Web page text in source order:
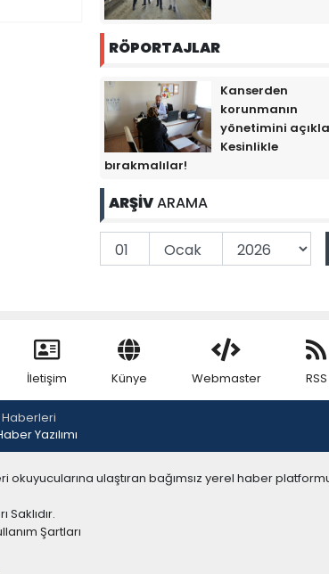
RÖPORTAJLAR
Kanserden
korunmanın
yönetimini
Kesinlikle
bırakmalılar!
ARŞİVARAMA
İletişim Künye Webmaster RSS
Yazılımı
ulaştıran bağımsız yerel haber
Şartları